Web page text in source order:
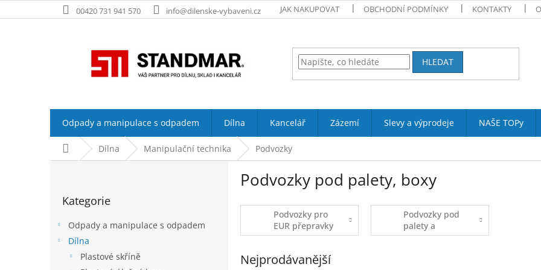
na
00420 731 941 570 info@dilenske-vybaveni.cz JAK NAKUPOVAT OBCHODNÍ PODMÍNKY KONTAKTY
HLEDAT
Odpady a manipulace s odpadem Dílna Kancelář Zázemí Slevy a výprodeje NAŠE TOPy
Domů Dílna Manipulační technika Podvozky
kategorie
Kategorie
Odpady a manipulace s odpadem
Dílna
Plastové skříně
Podvozky pod palety, boxy
Podvozky pro
EUR přepravky
Podvozky pod
palety a
nádoby
Nejprodávanější